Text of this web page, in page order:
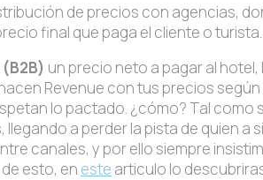
de precios con agencias,
final que paga el cliente o turista.
un precio neto a pagar al hotel,
Revenue con tus precios
lo pactado. ¿cómo? Tal como
a perder la pista de quien a
canales, y por ello siempre
esto, en este articulo lo